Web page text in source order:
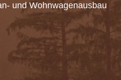
und Wohnwagenausbau